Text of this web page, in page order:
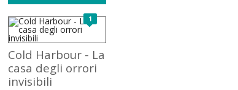
1
Cold Harbour - La
casa degli orrori
invisibili